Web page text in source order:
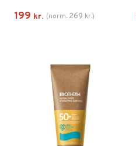
199 kr. (norm. 269 kr.)